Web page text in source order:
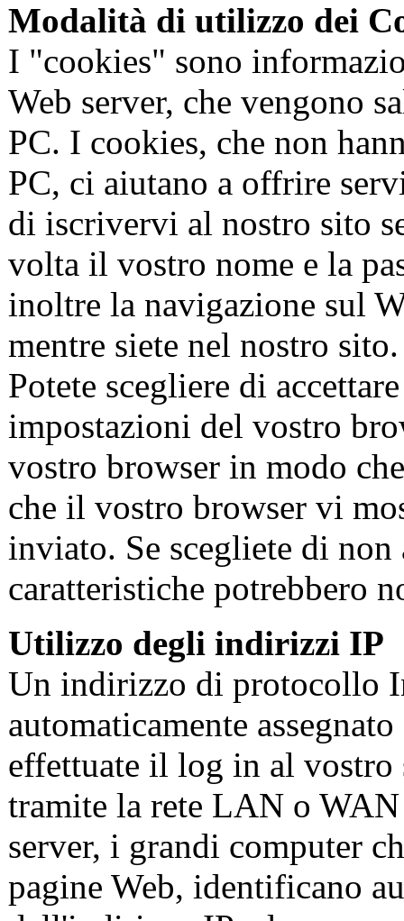
Modalità di utilizzo dei
I "cookies" sono
Web server, che vengono
PC. I cookies, che non
PC, ci aiutano a offrire
di iscrivervi al nostro sito
volta il vostro nome e la
inoltre la navigazione sul
mentre siete nel nostro sito.
Potete scegliere di
impostazioni del vostro
vostro browser in modo
che il vostro browser vi
inviato. Se scegliete di
caratteristiche potrebbero
Utilizzo degli indirizzi IP
Un indirizzo di protocollo
automaticamente
effettuate il log in al
tramite la rete LAN o
server, i grandi computer
pagine Web, identificano